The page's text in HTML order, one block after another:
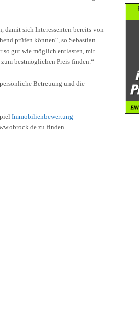
sich Interessenten bereits von
prüfen können“, so Sebastian
so gut wie möglich entlasten, mit
bestmöglichen Preis finden.“
Betreuung und die
Immobilienbewertung
zu finden.